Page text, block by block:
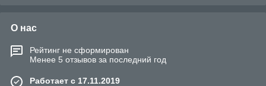
О нас
Рейтинг не сформирован
Менее 5 отзывов за последний год
Работает с 17.11.2019